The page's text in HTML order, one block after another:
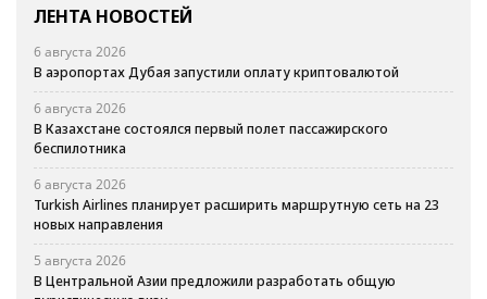
ЛЕНТА НОВОСТЕЙ
6 августа 2026
В аэропортах Дубая запустили оплату криптовалютой
6 августа 2026
В Казахстане состоялся первый полет пассажирского
беспилотника
6 августа 2026
Turkish Airlines планирует расширить маршрутную сеть на 23
новых направления
5 августа 2026
В Центральной Азии предложили разработать общую